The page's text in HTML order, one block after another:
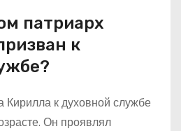
патриарх
к
Кирилла к духовной службе
Он проявлял